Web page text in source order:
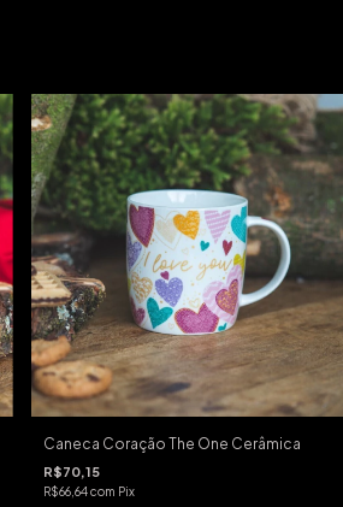
Caneca Coração The One Cerâmica
R$70,15
R$66,64com Pix